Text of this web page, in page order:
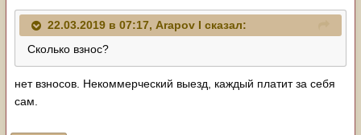
22.03.2019 в 07:17, Arapov I сказал:
Сколько взнос?
нет взносов. Некоммерческий выезд, каждый платит за себя
сам.